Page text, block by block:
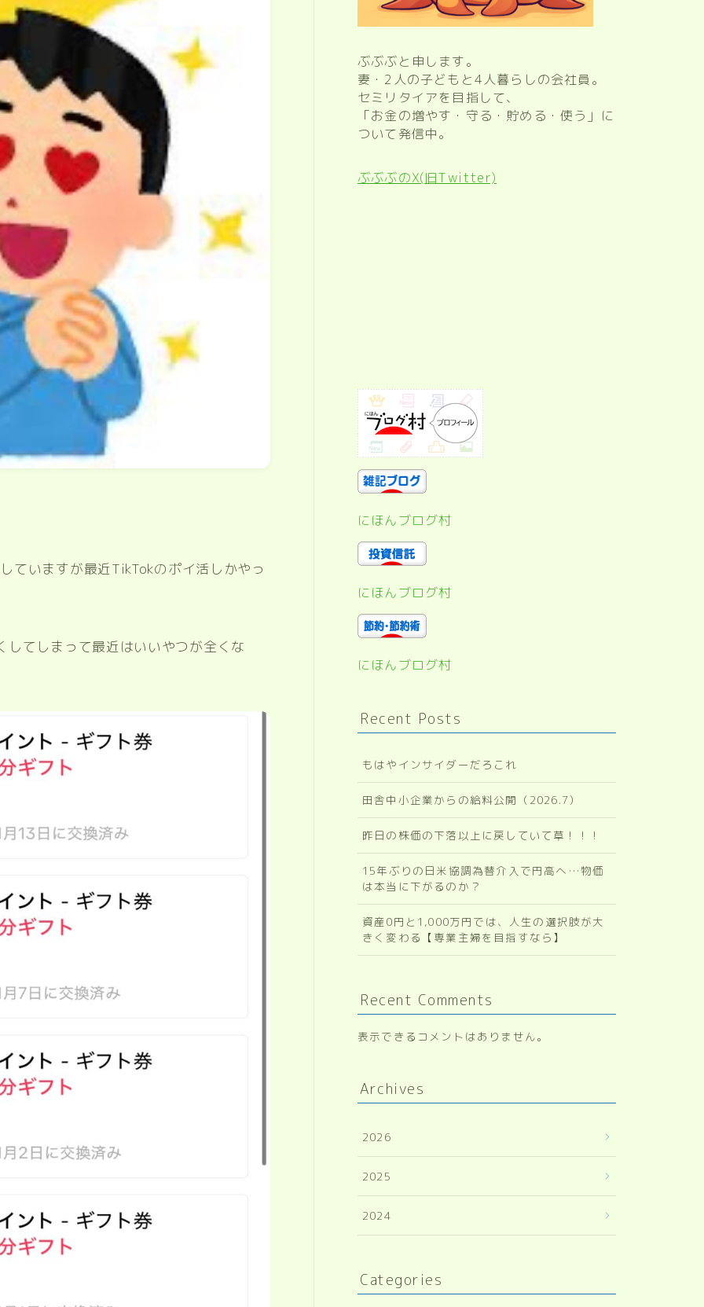
ていますが最近TikTokのポイ活しかやっ
てしまって最近はいいやつが全くな
ぶぶぶと申します。
妻・2人の子どもと4人暮らしの会社員。
セミリタイアを目指して、
「お金の増やす・守る・貯める・使う」に
ついて発信中。
ぶぶぶのX(旧Twitter)
にほんブログ村
にほんブログ村
にほんブログ村
Recent Posts
もはやインサイダーだろこれ
田舎中小企業からの給料公開（2026.7）
昨日の株価の下落以上に戻していて草！！！
15年ぶりの日米協調為替介入で円高へ…物価
は本当に下がるのか？
資産0円と1,000万円では、人生の選択肢が大
きく変わる【専業主婦を目指すなら】
Recent Comments
表示できるコメントはありません。
Archives
2026
2025
2024
Categories